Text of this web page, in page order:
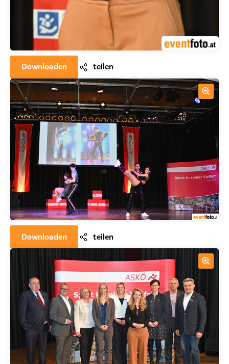
Downloaden teilen
Downloaden teilen